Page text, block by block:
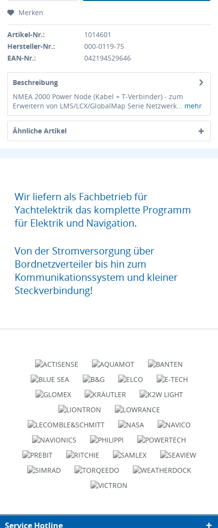
Merken
Artikel-Nr.:
1014601
Hersteller-Nr.:
000-0119-75
EAN-Nr.:
042194529646
Beschreibung
NMEA 2000 Power Node (Kabel + T-Verbinder) - zum
Erweitern von LMS/LCX/GlobalMap Serie Netzwerk... mehr
Ähnliche Artikel
Wir liefern als Fachbetrieb für
Yachtelektrik das komplette Programm
für Elektrik und Navigation.
Von der Stromversorgung über
Bordnetzverteiler bis hin zum
Kommunikationssystem und kleiner
Steckverbindung!
Service Hotline